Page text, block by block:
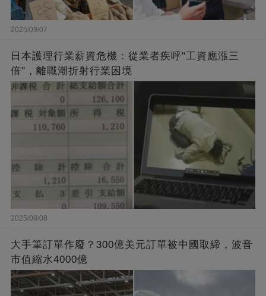
2025/09/07
日本護理行業薪資危機：從業者疾呼"工資應漲三
倍"，離職潮折射行業困境
2025/08/08
大手筆訂單作廢？300億美元訂單被中國取締，波音
市值縮水4000億